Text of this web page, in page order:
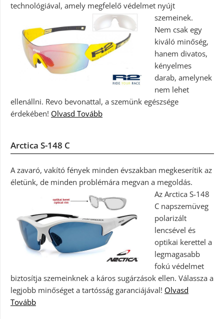
technológiával, amely megfelelő védelmet nyújt
szemeinek.
Nem csak egy
kiváló minőség,
hanem divatos,
kényelmes
darab, amelynek
nem lehet
ellenállni. Revo bevonattal, a szemünk egészsége
érdekében! Olvasd Tovább
Arctica S-148 C
A zavaró, vakító fények minden évszakban megkeserítik az
életünk, de minden problémára megvan a megoldás.
Az Arctica S-148
C napszemüveg
polarizált
lencsével és
optikai kerettel a
legmagasabb
fokú védelmet
biztosítja szemeinknek a káros sugárzások ellen. Válassza a
legjobb minőséget a tartósság garanciájával! Olvasd
Tovább